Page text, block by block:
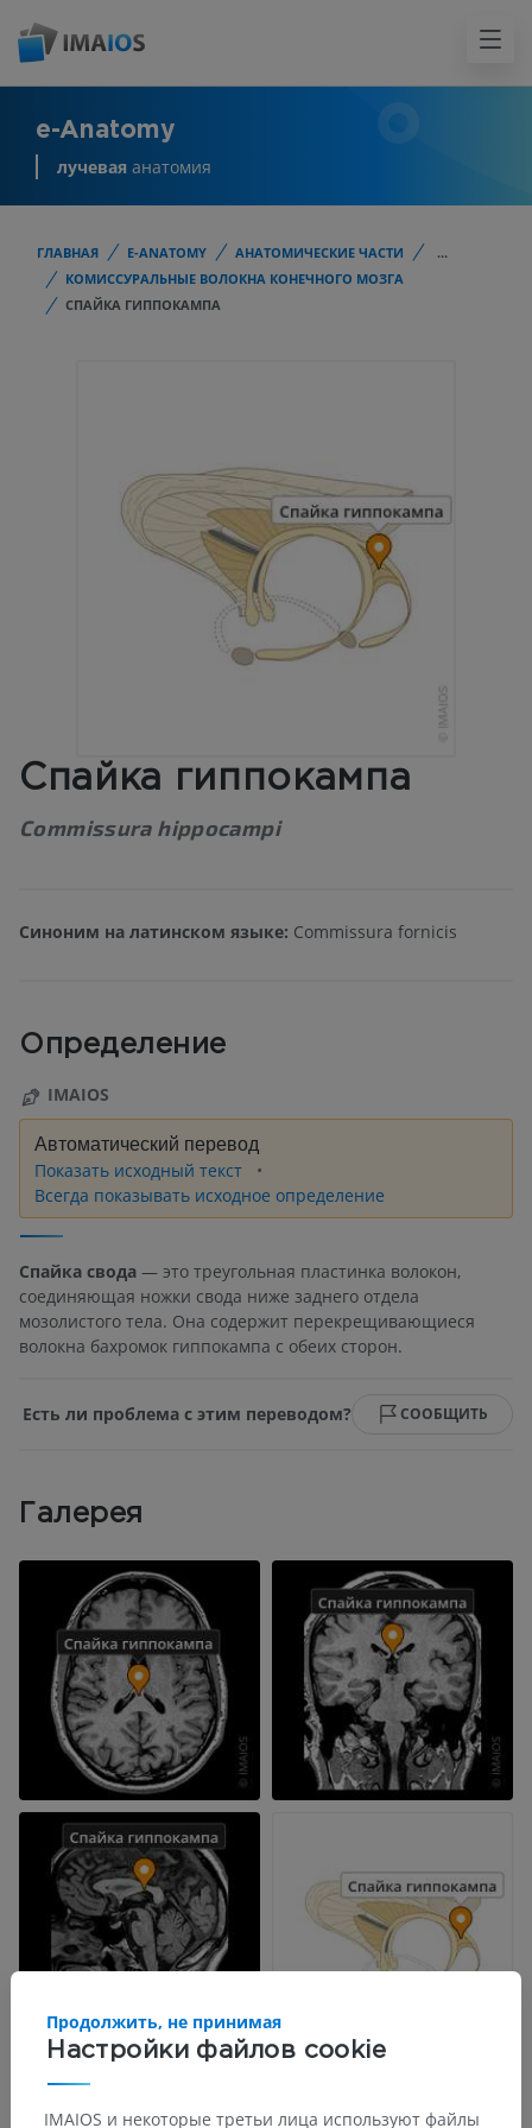
e-Anatomy
лучевая анатомия
ГЛАВНАЯ E-ANATOMY АНАТОМИЧЕСКИЕ ЧАСТИ
...
КОМИССУРАЛЬНЫЕ ВОЛОКНА КОНЕЧНОГО МОЗГА
СПАЙКА ГИППОКАМПА
Спайка гиппокампа
Commissura hippocampi
Синоним на латинском языке: Commissura fornicis
Определение
IMAIOS
Автоматический перевод
Показать исходный текст
Всегда показывать исходное определение
Спайка свода — это треугольная пластинка волокон,
соединяющая ножки свода ниже заднего отдела
мозолистого тела. Она содержит перекрещивающиеся
волокна бахромок гиппокампа с обеих сторон.
Есть ли проблема с этим переводом? СООБЩИТЬ
Галерея
Настройки файлов cookie
Продолжить, не принимая
IMAIOS и некоторые третьи лица используют файлы